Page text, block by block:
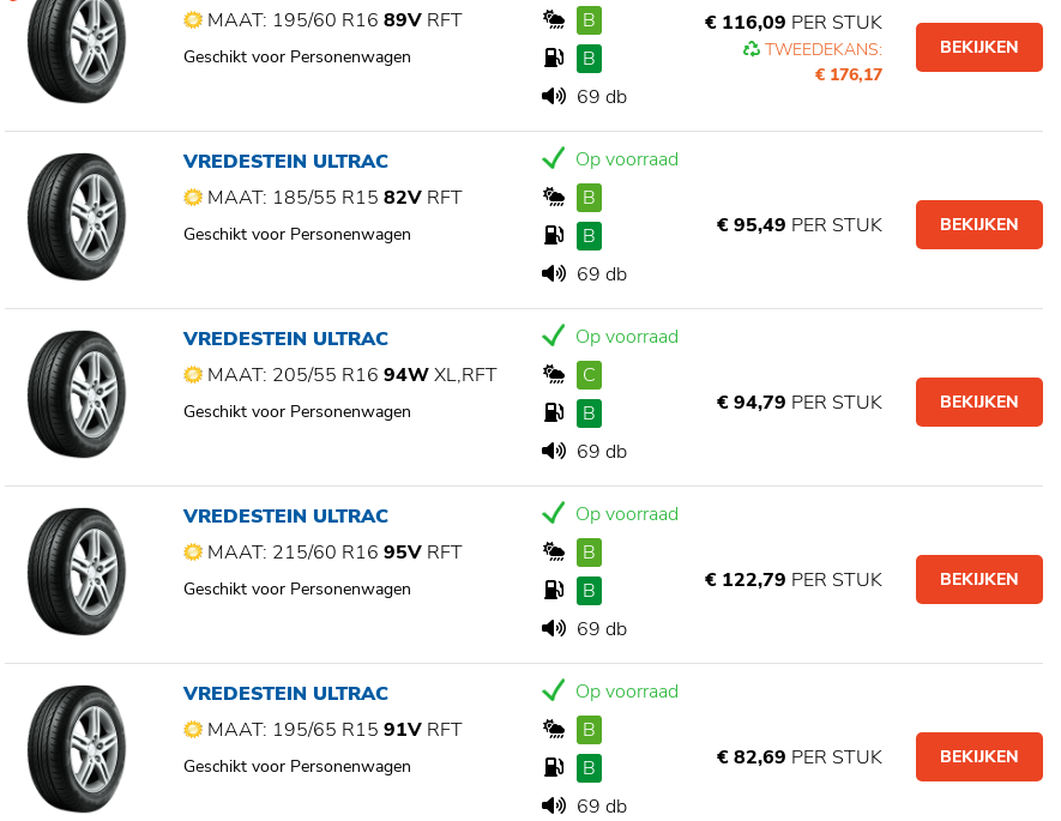
MAAT: 195/60 R1689V RFT
Geschikt voor Personenwagen
B
B
69 db
€ 116,09 PER STUK
TWEEDEKANS:
€ 176,17
BEKIJKEN
VREDESTEIN ULTRAC
MAAT: 185/55 R1582V RFT
Geschikt voor Personenwagen
Op voorraad
B
B
69 db
€ 95,49 PER STUK BEKIJKEN
VREDESTEIN ULTRAC
MAAT: 205/55 R1694WXL,RFT
Geschikt voor Personenwagen
Op voorraad
C
B
69 db
€ 94,79 PER STUK BEKIJKEN
VREDESTEIN ULTRAC
MAAT: 215/60 R1695V RFT
Geschikt voor Personenwagen
Op voorraad
B
B
69 db
€ 122,79 PER STUK BEKIJKEN
VREDESTEIN ULTRAC
MAAT: 195/65 R1591V RFT
Geschikt voor Personenwagen
Op voorraad
B
B
69 db
€ 82,69 PER STUK BEKIJKEN